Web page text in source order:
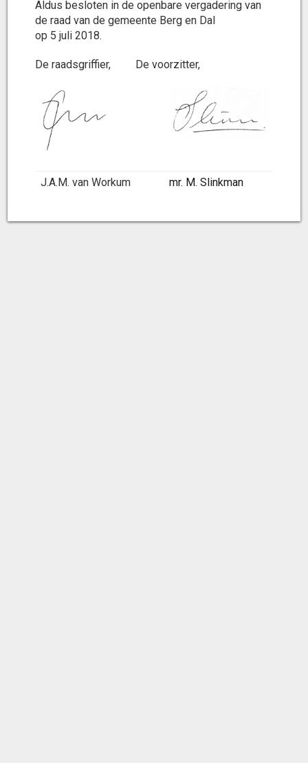
Aldus besloten in de openbare vergadering van
de raad van de gemeente Berg en Dal
op 5 juli 2018.
De raadsgriffier, De voorzitter,
J.A.M. van Workum mr. M. Slinkman